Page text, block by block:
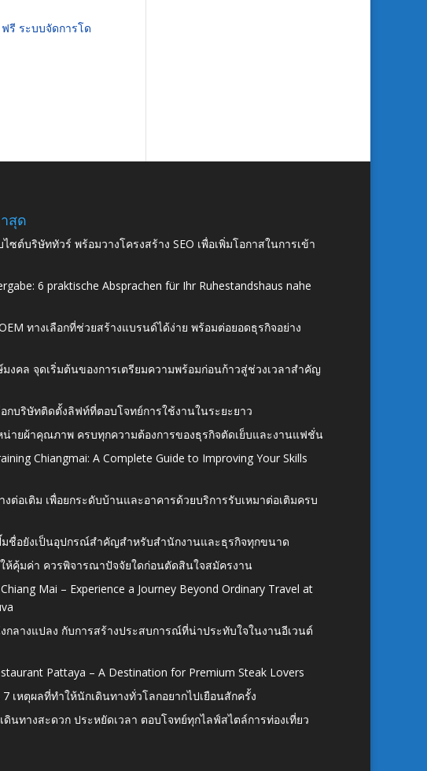
รี ระบบจัดการโด
สุด
ซต์บริษัททัวร์ พร้อมวางโครงสร้าง SEO เพื่อเพิ่มโอกาสในการเข้า
6 praktische Absprachen für Ihr Ruhestandshaus nahe
ทางเลือกที่ช่วยสร้างแบรนด์ได้ง่าย พร้อมต่อยอดธุรกิจอย่าง
มงคล จุดเริ่มต้นของการเตรียมความพร้อมก่อนก้าวสู่ช่วงเวลาสำคัญ
กบริษัทติดตั้งลิฟท์ที่ตอบโจทย์การใช้งานในระยะยาว
น่ายผ้าคุณภาพ ครบทุกความต้องการของธุรกิจตัดเย็บและงานแฟชั่น
Chiangmai: A Complete Guide to Improving Your Skills
งต่อเติม เพื่อยกระดับบ้านและอาคารด้วยบริการรับเหมาต่อเติมครบ
มชื่อยังเป็นอุปกรณ์สำคัญสำหรับสำนักงานและธุรกิจทุกขนาด
ห้คุ้มค่า ควรพิจารณาปัจจัยใดก่อนตัดสินใจสมัครงาน
Mai – Experience a Journey Beyond Ordinary Travel at
กลางแปลง กับการสร้างประสบการณ์ที่น่าประทับใจในงานอีเวนต์
Pattaya – A Destination for Premium Steak Lovers
เหตุผลที่ทำให้นักเดินทางทั่วโลกอยากไปเยือนสักครั้ง
ดินทางสะดวก ประหยัดเวลา ตอบโจทย์ทุกไลฟ์สไตล์การท่องเที่ยว